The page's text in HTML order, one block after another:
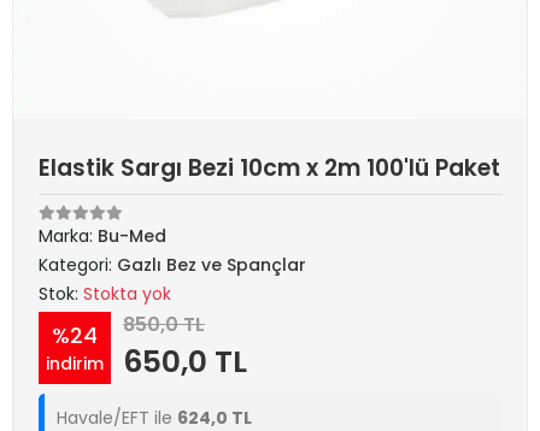
Elastik Sargı Bezi 10cm x 2m 100'lü Paket
Marka: Bu-Med
Kategori: Gazlı Bez ve Spançlar
Stok: Stokta yok
%24
indirim
850,0 TL
650,0 TL
Havale/EFT ile 624,0 TL